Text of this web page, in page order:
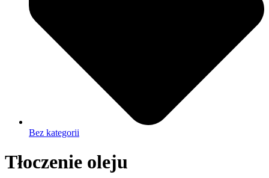
Bez kategorii
Tłoczenie oleju